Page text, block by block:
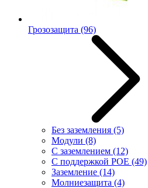
Грозозащита (96)
Без заземления (5)
Модули (8)
С заземлением (12)
С поддержкой POE (49)
Заземление (14)
Молниезащита (4)